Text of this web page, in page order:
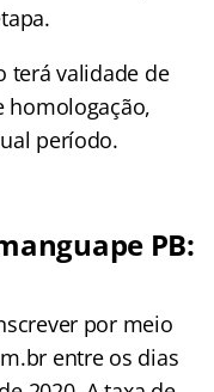
terá validade de
homologação,
período.
PB:
por meio
entre os dias